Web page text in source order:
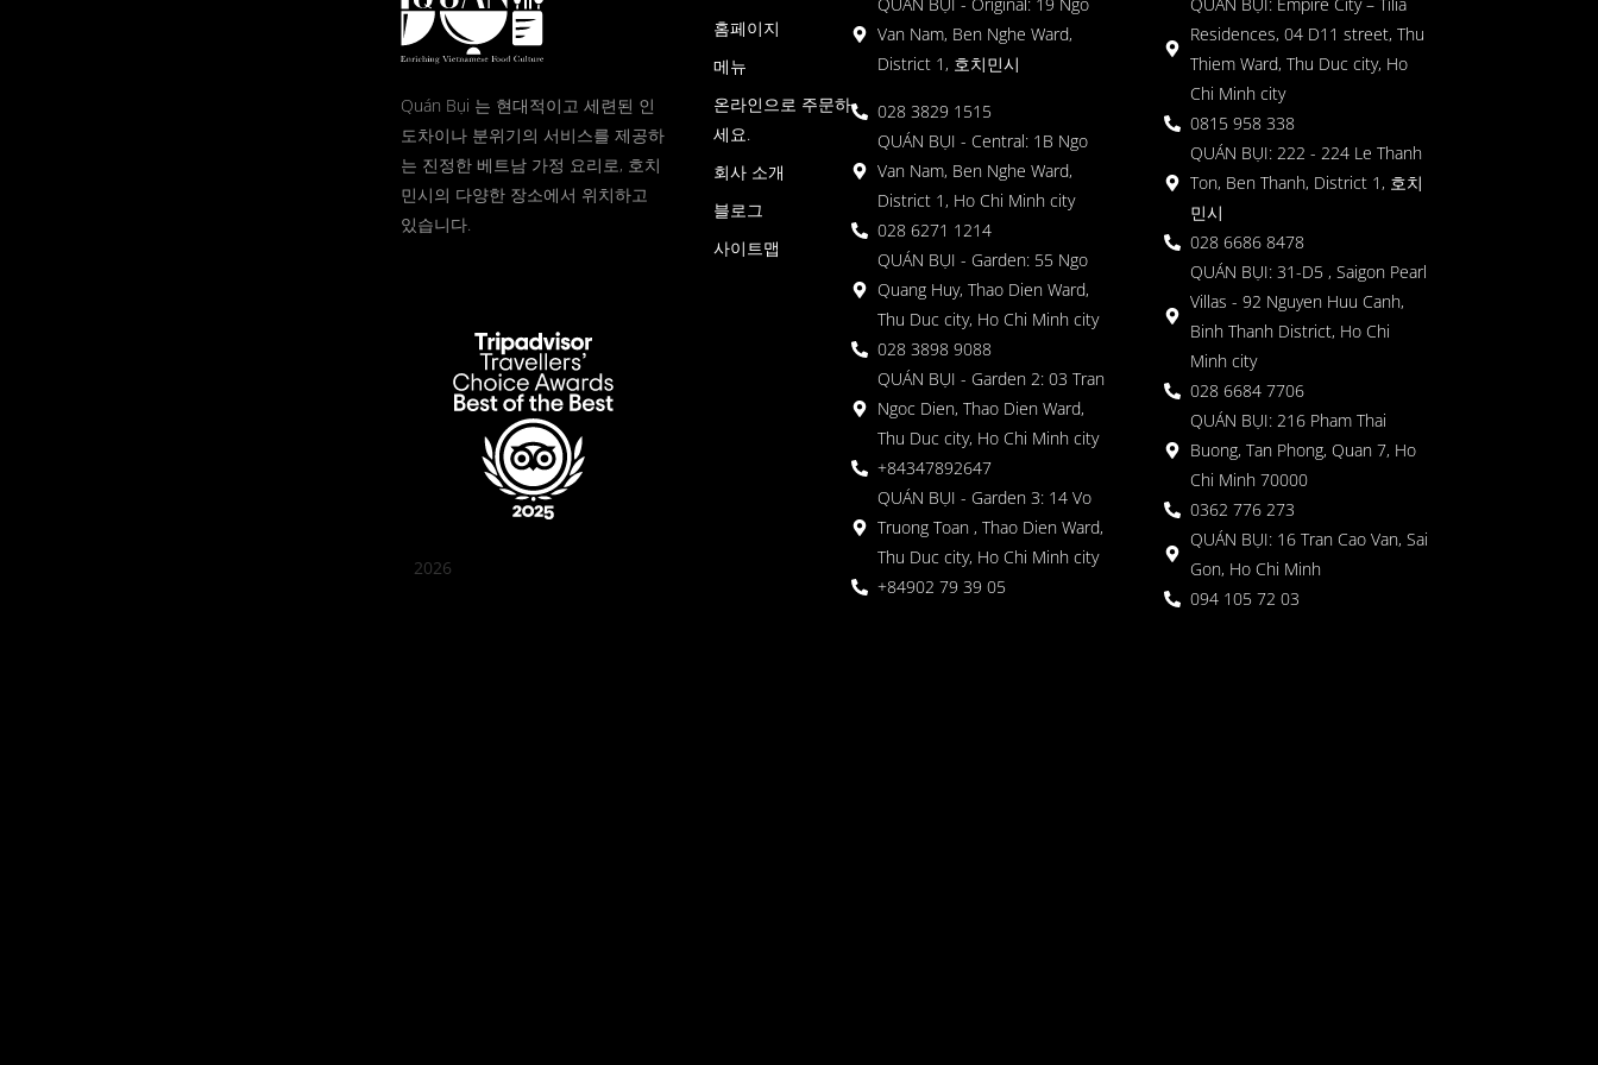
Quán Bụi 는 현대적이고 세련된 인
도차이나 분위기의 서비스를 제공하
는 진정한 베트남 가정 요리로, 호치
민시의 다양한 장소에서 위치하고
있습니다.
2026
홈페이지
메뉴
온라인으로 주문하
세요.
회사 소개
블로그
사이트맵
Van Nam, Ben Nghe Ward,
District 1, 호치민시
028 3829 1515
QUÁN BỤI - Central: 1B Ngo
Van Nam, Ben Nghe Ward,
District 1, Ho Chi Minh city
028 6271 1214
QUÁN BỤI - Garden: 55 Ngo
Quang Huy, Thao Dien Ward,
Thu Duc city, Ho Chi Minh city
028 3898 9088
QUÁN BỤI - Garden 2: 03 Tran
Ngoc Dien, Thao Dien Ward,
Thu Duc city, Ho Chi Minh city
+84347892647
QUÁN BỤI - Garden 3: 14 Vo
Truong Toan , Thao Dien Ward,
Thu Duc city, Ho Chi Minh city
+84902 79 39 05
Residences, 04 D11 street, Thu
Thiem Ward, Thu Duc city, Ho
Chi Minh city
0815 958 338
QUÁN BỤI: 222 - 224 Le Thanh
Ton, Ben Thanh, District 1, 호치
민시
028 6686 8478
QUÁN BỤI: 31-D5 , Saigon Pearl
Villas - 92 Nguyen Huu Canh,
Binh Thanh District, Ho Chi
Minh city
028 6684 7706
QUÁN BỤI: 216 Pham Thai
Buong, Tan Phong, Quan 7, Ho
Chi Minh 70000
0362 776 273
QUÁN BỤI: 16 Tran Cao Van, Sai
Gon, Ho Chi Minh
094 105 72 03